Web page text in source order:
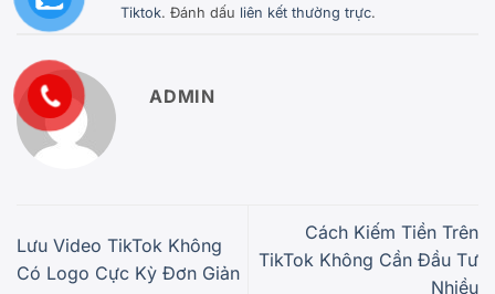
Tiktok. Đánh dấu liên kết thường trực.
ADMIN
Lưu Video TikTok Không
Có Logo Cực Kỳ Đơn Giản
Cách Kiếm Tiền Trên
TikTok Không Cần Đầu Tư
Nhiều